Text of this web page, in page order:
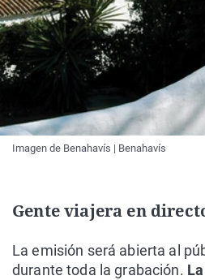
Imagen de Benahavís | Benahavís
Gente viajera en
La emisión será abierta al
durante toda la grabación.